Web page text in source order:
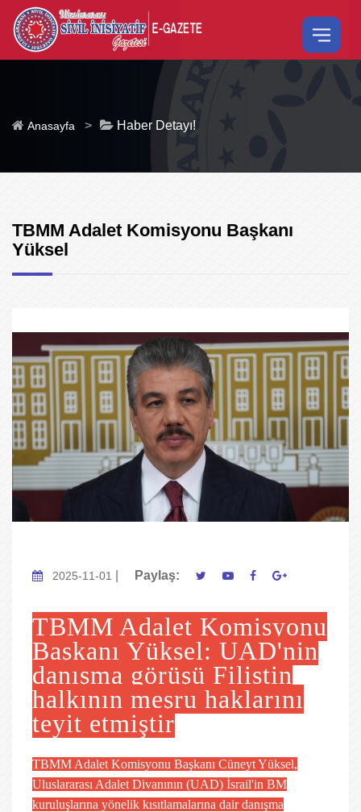
Anasayfa > Haber Detayı!
TBMM Adalet Komisyonu Başkanı
Yüksel
2025-11-01 Paylaş:
TBMM Adalet Komisyonu
Başkanı Yüksel: UAD'nin
danışma görüşü Filistin
halkının meşru haklarını
teyit etmiştir
TBMM Adalet Komisyonu Başkanı Cüneyt Yüksel,
Uluslararası Adalet Divanının (UAD) İsrail'in BM
kuruluşlarına yönelik kısıtlamalarına dair danışma